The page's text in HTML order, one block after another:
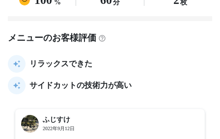
% 分 枚
メニューのお客様評価
リラックスできた
サイドカットの技術力が高い
ふじすけ
2022年9月12日